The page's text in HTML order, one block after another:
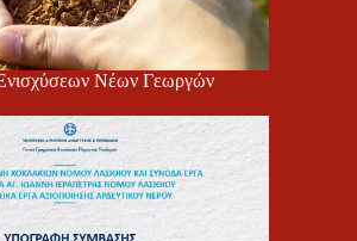
Νέων Γεωργών